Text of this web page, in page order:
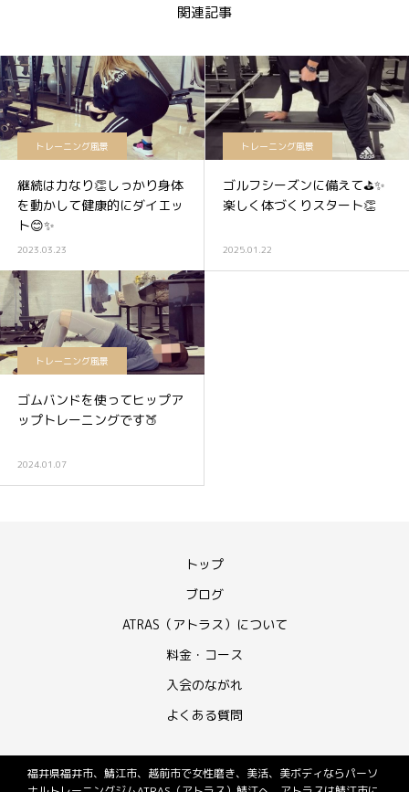
関連記事
トレーニング風景
継続は力なり👏しっかり身体
を動かして健康的にダイエッ
ト😊✨
2023.03.23
トレーニング風景
ゴルフシーズンに備えて⛳✨
楽しく体づくりスタート👏
2025.01.22
トレーニング風景
ゴムバンドを使ってヒップア
ップトレーニングです🍑
2024.01.07
トップ
ブログ
ATRAS（アトラス）について
料金・コース
入会のながれ
よくある質問
福井県福井市、鯖江市、越前市で女性磨き、美活、美ボディならパーソ